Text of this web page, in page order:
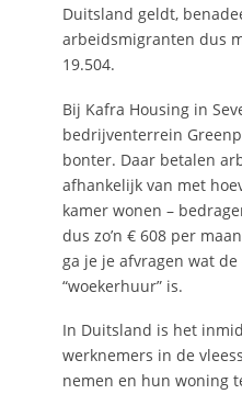
Duitsland geldt,
arbeidsmigranten dus
19.504.
Bij Kafra Housing in
bedrijventerrein
bonter. Daar betalen
afhankelijk van met
kamer wonen –
dus zo’n € 608 per
ga je je afvragen wat
“woekerhuur” is.
In Duitsland is het
werknemers in de
nemen en hun woning